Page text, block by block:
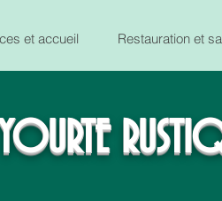
et accueil Restauration et